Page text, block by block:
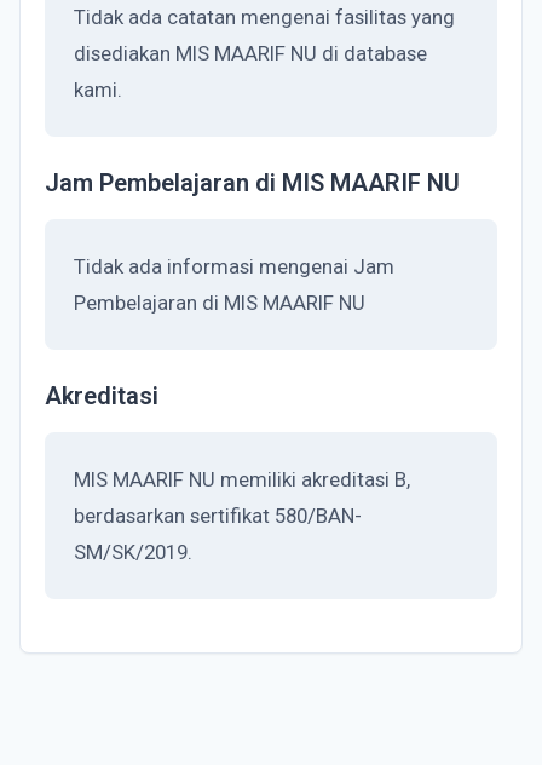
Tidak ada catatan mengenai fasilitas yang
disediakan MIS MAARIF NU di database
kami.
Jam Pembelajaran di MIS MAARIF NU
Tidak ada informasi mengenai Jam
Pembelajaran di MIS MAARIF NU
Akreditasi
MIS MAARIF NU memiliki akreditasi B,
berdasarkan sertifikat 580/BAN-
SM/SK/2019.